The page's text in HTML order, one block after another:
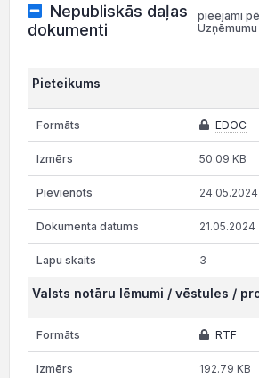
Nepubliskās daļas
dokumenti
pieejami
Pieteikums
EDOC
50.09 KB
24.05.2024
21.05.2024
3
Valsts notāru lēmumi / vēstules /
RTF
192.79 KB